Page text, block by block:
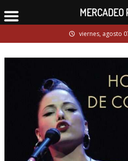
to
viernes, agosto
MERCADEO